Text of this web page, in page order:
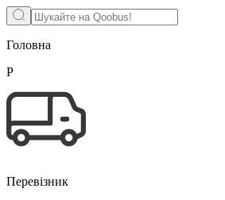
Головна
Р
Перевізник